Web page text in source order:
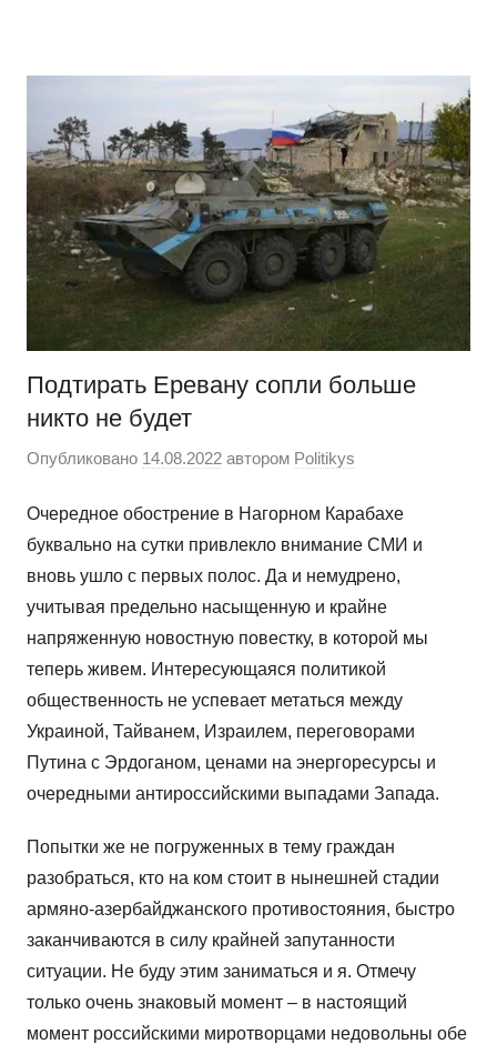
содержимому
WordPress
Подтирать Еревану сопли больше
никто не будет
Опубликовано 14.08.2022 автором Politikys
Очередное обострение в Нагорном Карабахе
буквально на сутки привлекло внимание СМИ и
вновь ушло с первых полос. Да и немудрено,
учитывая предельно насыщенную и крайне
напряженную новостную повестку, в которой мы
теперь живем. Интересующаяся политикой
общественность не успевает метаться между
Украиной, Тайванем, Израилем, переговорами
Путина с Эрдоганом, ценами на энергоресурсы и
очередными антироссийскими выпадами Запада.
Попытки же не погруженных в тему граждан
разобраться, кто на ком стоит в нынешней стадии
армяно-азербайджанского противостояния, быстро
заканчиваются в силу крайней запутанности
ситуации. Не буду этим заниматься и я. Отмечу
только очень знаковый момент – в настоящий
момент российскими миротворцами недовольны обе